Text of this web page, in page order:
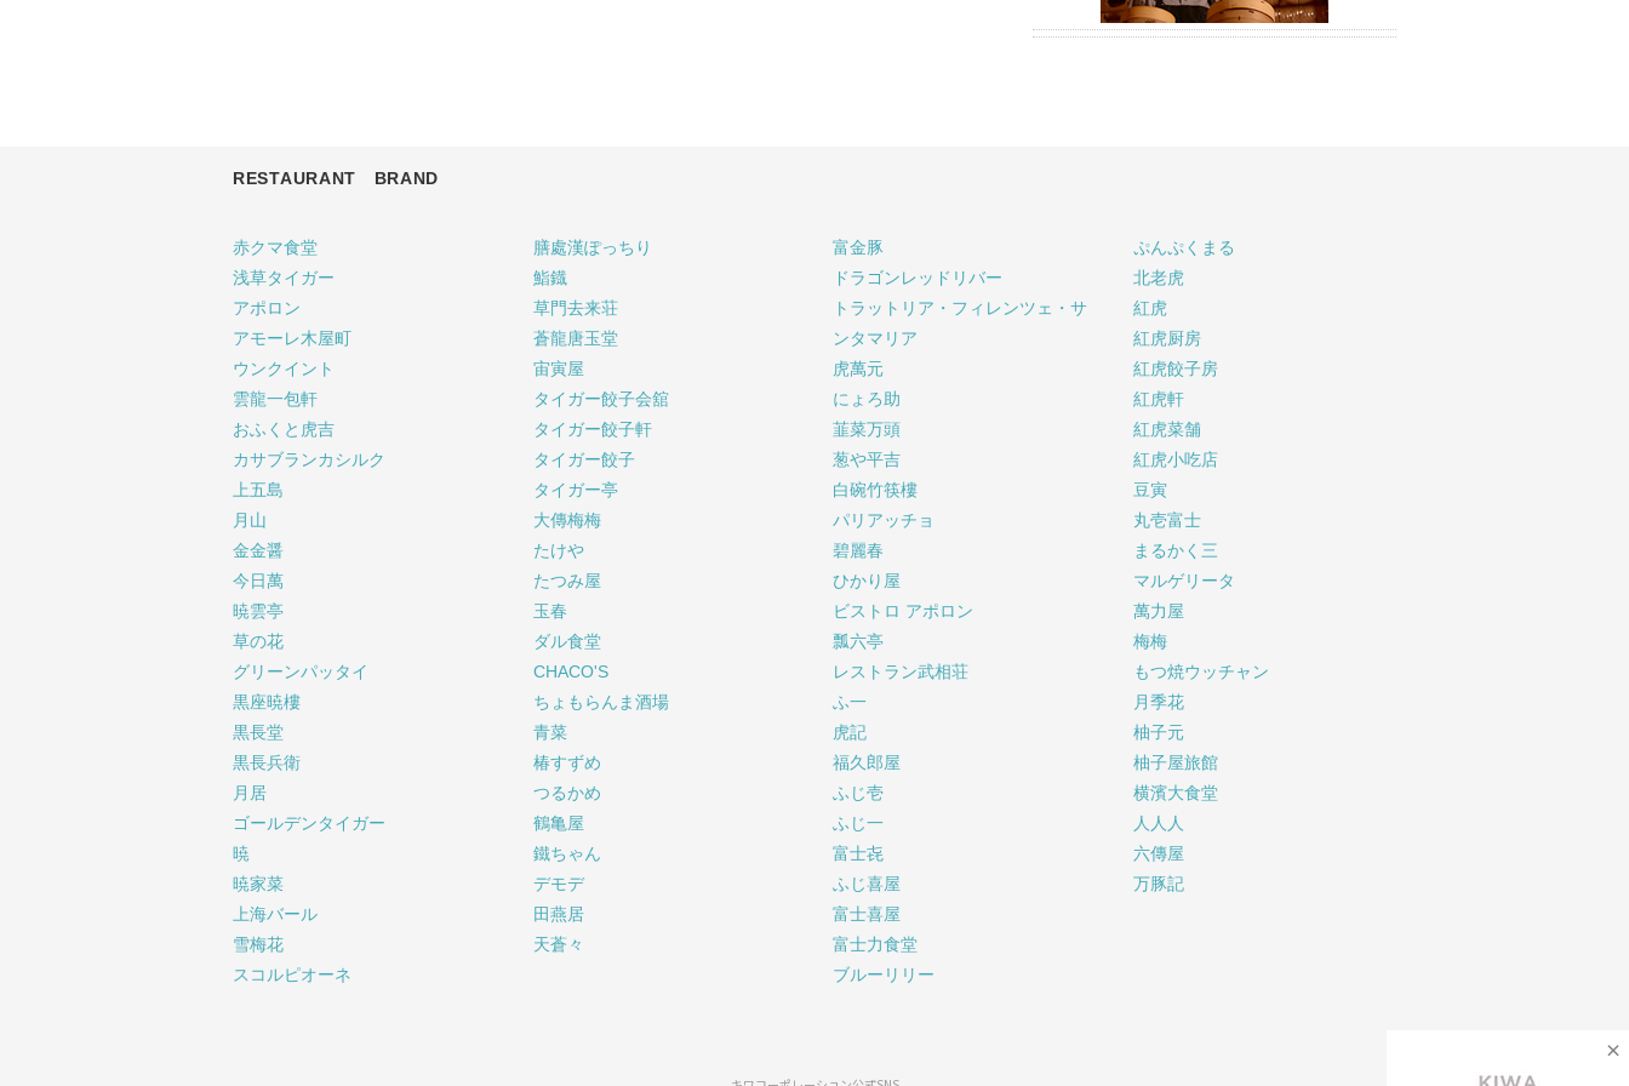
RESTAURANT BRAND
赤クマ食堂
浅草タイガー
アポロン
アモーレ木屋町
ウンクイント
雲龍一包軒
おふくと虎吉
カサブランカシルク
上五島
月山
金金醤
今日萬
暁雲亭
草の花
グリーンパッタイ
黒座暁樓
黒長堂
黒長兵衛
月居
ゴールデンタイガー
暁
暁家菜
上海バール
雪梅花
スコルピオーネ
膳處漢ぽっちり
鮨鐡
草門去来荘
蒼龍唐玉堂
宙寅屋
タイガー餃子会舘
タイガー餃子軒
タイガー餃子
タイガー亭
大傳梅梅
たけや
たつみ屋
玉春
ダル食堂
CHACO'S
ちょもらんま酒場
青菜
椿すずめ
つるかめ
鶴亀屋
鐵ちゃん
デモデ
田燕居
天蒼々
富金豚
ドラゴンレッドリバー
トラットリア・フィレンツェ・サ
ンタマリア
虎萬元
にょろ助
韮菜万頭
葱や平吉
白碗竹筷樓
パリアッチョ
碧麗春
ひかり屋
ビストロ アポロン
瓢六亭
レストラン武相荘
ふ一
虎記
福久郎屋
ふじ壱
ふじ一
富士㐂
ふじ喜屋
富士喜屋
富士力食堂
ブルーリリー
ぷんぷくまる
北老虎
紅虎
紅虎厨房
紅虎餃子房
紅虎軒
紅虎菜舗
紅虎小吃店
豆寅
丸壱富士
まるかく三
マルゲリータ
萬力屋
梅梅
もつ焼ウッチャン
月季花
柚子元
柚子屋旅館
横濱大食堂
人人人
六傳屋
万豚記
×